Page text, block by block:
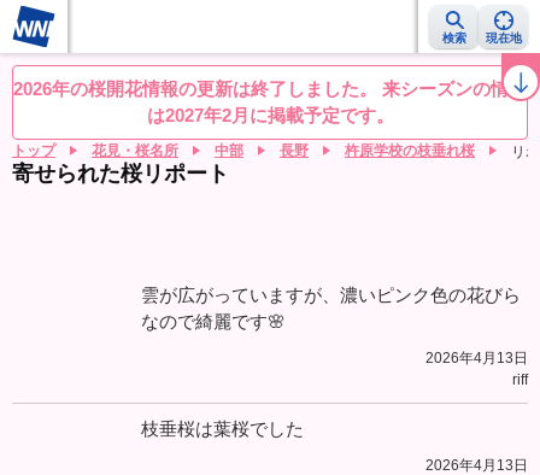
検索 現在地
桜レーダー 名所ランキング 桜開花予想NEWS お花見動画 目的別
2026年の桜開花情報の更新は終了しました。 来シーズンの情報
は2027年2月に掲載予定です。
トップ 花見・桜名所 中部 長野 杵原学校の枝垂れ桜 リ
寄せられた桜リポート
雲が広がっていますが、濃いピンク色の花びら
なので綺麗です🌸
2026年4月13日
riff
枝垂桜は葉桜でした
2026年4月13日